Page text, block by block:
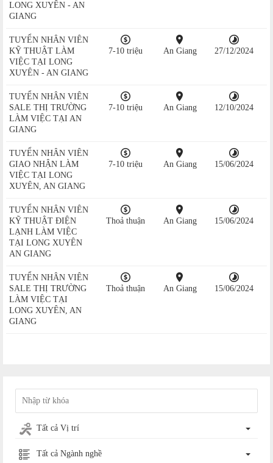
LONG XUYÊN - AN
GIANG
TUYỂN NHÂN VIÊN
KỸ THUẬT LÀM
VIỆC TẠI LONG
XUYÊN - AN GIANG
7-10 triệu An Giang 27/12/2024
TUYỂN NHÂN VIÊN
SALE THỊ TRƯỜNG
LÀM VIỆC TẠI AN
GIANG
7-10 triệu An Giang 12/10/2024
TUYỂN NHÂN VIÊN
GIAO NHẬN LÀM
VIỆC TẠI LONG
XUYÊN, AN GIANG
7-10 triệu An Giang 15/06/2024
TUYỂN NHÂN VIÊN
KỸ THUẬT ĐIỆN
LẠNH LÀM VIỆC
TẠI LONG XUYÊN
AN GIANG
Thoả thuận An Giang 15/06/2024
TUYỂN NHÂN VIÊN
SALE THỊ TRƯỜNG
LÀM VIỆC TẠI
LONG XUYÊN, AN
GIANG
Thoả thuận An Giang 15/06/2024
Tất cả Vị trí
Tất cả Ngành nghề